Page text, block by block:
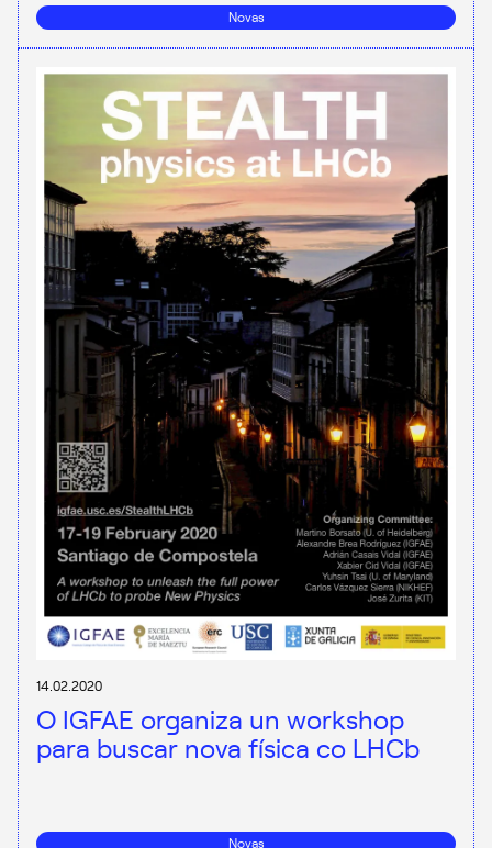
Novas
14.02.2020
O IGFAE organiza un workshop
para buscar nova física co LHCb
Novas